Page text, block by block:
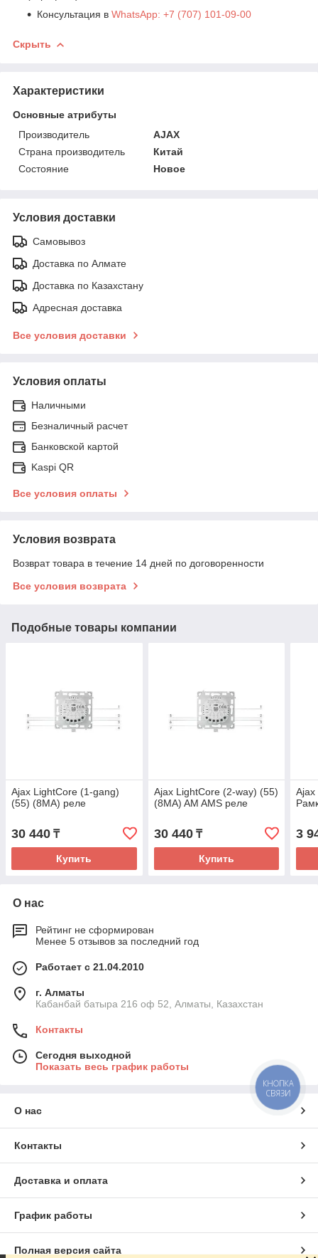
Консультация в WhatsApp: +7 (707) 101-09-00
Скрыть
Характеристики
Основные атрибуты
Производитель
AJAX
Страна производитель
Китай
Состояние
Новое
Условия доставки
Самовывоз
Доставка по Алмате
Доставка по Казахстану
Адресная доставка
Все условия доставки
Условия оплаты
Наличными
Безналичный расчет
Банковской картой
Kaspi QR
Все условия оплаты
Условия возврата
Возврат товара в течение 14 дней по договоренности
Все условия возврата
Подобные товары компании
Ajax LightCore (1-gang)
(55) (8MA) реле
30 440 ₸
Купить
Ajax LightCore (2-way) (55)
(8MA) AM AMS реле
30 440₸
Купить
3
О нас
Рейтинг не сформирован
Менее 5 отзывов за последний год
Работает с 21.04.2010
г. Алматы
Кабанбай батыра 216 оф 52, Алматы, Казахстан
Контакты
Сегодня выходной
Показать весь график работы
О нас
Контакты
Доставка и оплата
График работы
Полная версия сайта
КНОПКА
СВЯЗИ